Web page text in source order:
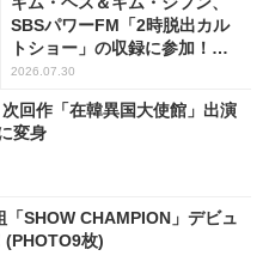
SBSパワーFM「2時脱出カル
トショー」の収録に参加！
(PHOTO7枚)
2026.07.30
回作「在韓異国大使館」出演
変身
SHOW CHAMPION」デビュ
(PHOTO9枚)